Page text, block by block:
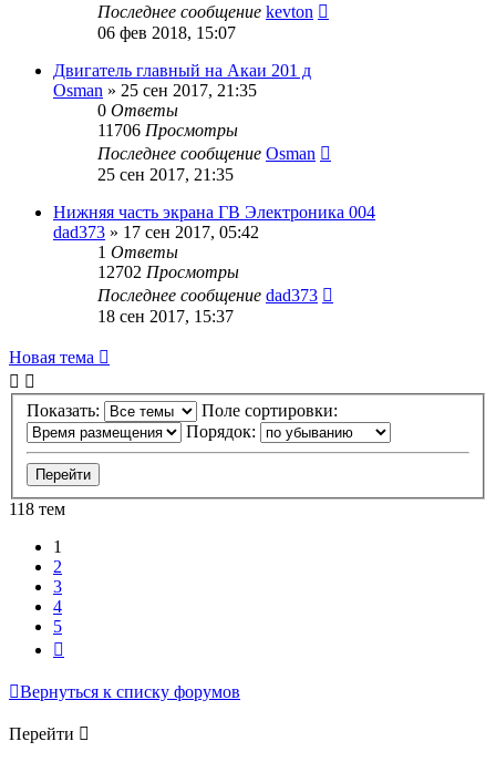
Последнее сообщение kevton
06 фев 2018, 15:07
Двигатель главный на Акаи 201 д
Osman » 25 сен 2017, 21:35
0 Ответы
11706 Просмотры
Последнее сообщение Osman
25 сен 2017, 21:35
Нижняя часть экрана ГВ Электроника 004
dad373 » 17 сен 2017, 05:42
1 Ответы
12702 Просмотры
Последнее сообщение dad373
18 сен 2017, 15:37
Новая тема
Показать:
Поле сортировки:
Порядок:
118 тем
1
2
3
4
5
Вернуться к списку форумов
Перейти